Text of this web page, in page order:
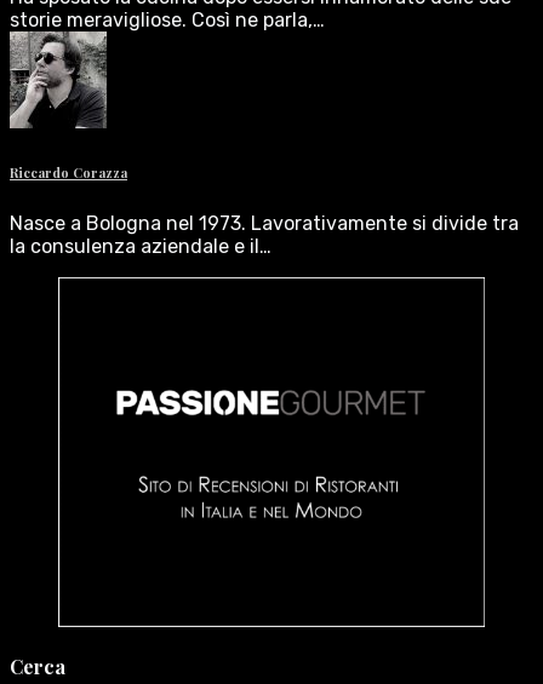
storie meravigliose. Così ne parla,…
Riccardo Corazza
Nasce a Bologna nel 1973. Lavorativamente si divide tra
la consulenza aziendale e il…
Cerca